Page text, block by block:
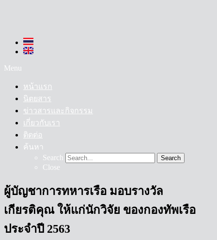
Menu
หน้าแรก
นิตยสาร
ข่าวสารและกิจกรรม
เกี่ยวกับเรา
ติดต่อ
ค้นหา
Search
Search
Close
ผู้บัญชาการทหารเรือ มอบรางวัล
เกียรติคุณ ให้แก่นักวิจัย ของกองทัพเรือ
ประจำปี 2563